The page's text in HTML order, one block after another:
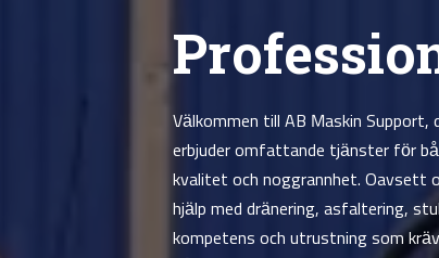
Välkommen till AB Maskin Support,
erbjuder omfattande tjänster för
kvalitet och noggrannhet. Oavsett
hjälp med dränering, asfaltering,
kompetens och utrustning som